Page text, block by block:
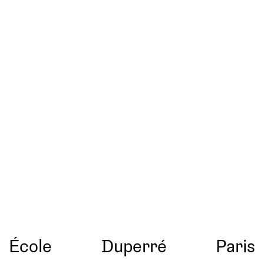
École Duperré Paris